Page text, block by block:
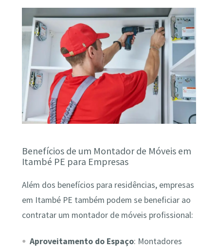
Benefícios de um Montador de Móveis em
Itambé PE para Empresas
Além dos benefícios para residências, empresas
em Itambé PE também podem se beneficiar ao
contratar um montador de móveis profissional:
Aproveitamento do Espaço: Montadores